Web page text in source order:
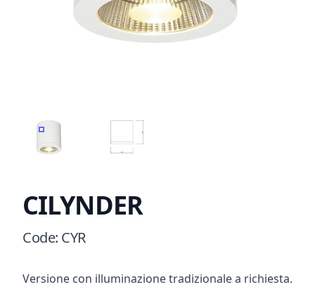
CILYNDER CILYNDER D
CILYNDER
Product information
Code: CYR
Description
Versione con illuminazione tradizionale a richiesta.